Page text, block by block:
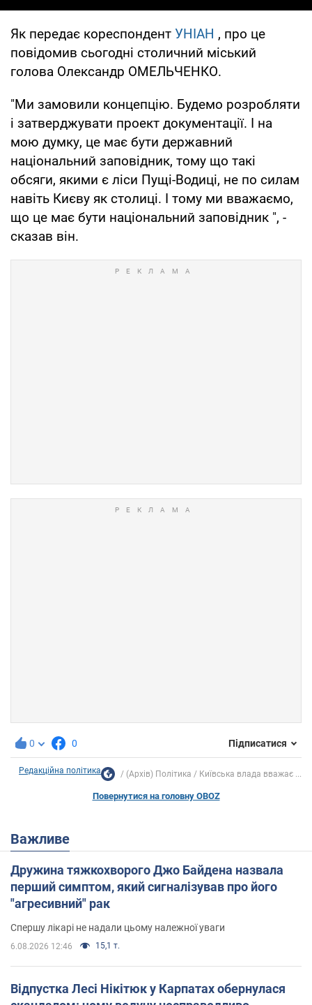
Як передає кореспондент УНІАН , про це
повідомив сьогодні столичний міський
голова Олександр ОМЕЛЬЧЕНКО.
"Ми замовили концепцію. Будемо розробляти
і затверджувати проект документації. І на
мою думку, це має бути державний
національний заповідник, тому що такі
обсяги, якими є ліси Пущі-Водиці, не по силам
навіть Києву як столиці. І тому ми вважаємо,
що це має бути національний заповідник ", -
сказав він.
0 0 Підписатися
Редакційна політика (Архів) Політика Київська влада вважає ...
Повернутися на головну OBOZ
Важливе
Дружина тяжкохворого Джо Байдена назвала
перший симптом, який сигналізував про його
"агресивний" рак
Спершу лікарі не надали цьому належної уваги
6.08.2026 12:46 15,1 т.
Відпустка Лесі Нікітюк у Карпатах обернулася